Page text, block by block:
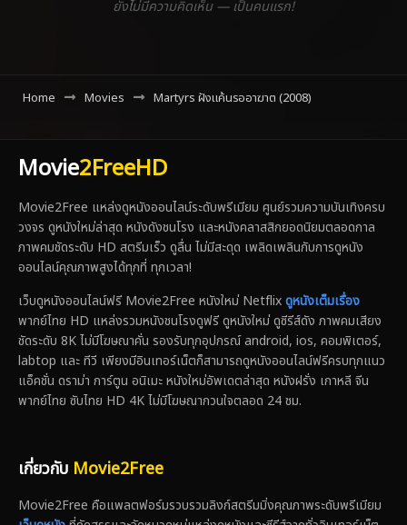
ยังไม่มีความคิดเห็น — เป็นคนแรก!
Home Movies Martyrs ฝังแค้นรออาฆาต (2008)
Movie2FreeHD
Movie2Free แหล่งดูหนังออนไลน์ระดับพรีเมียม ศูนย์รวมความบันเทิงครบ
วงจร ดูหนังใหม่ล่าสุด หนังดังชนโรง และหนังคลาสสิกยอดนิยมตลอดกาล
ภาพคมชัดระดับ HD สตรีมเร็ว ดูลื่น ไม่มีสะดุด เพลิดเพลินกับการดูหนัง
ออนไลน์คุณภาพสูงได้ทุกที่ ทุกเวลา!
เว็บดูหนังออนไลน์ฟรี Movie2Free หนังใหม่ Netflixดูหนังเต็มเรื่อง
พากย์ไทย HD แหล่งรวมหนังชนโรงดูฟรี ดูหนังใหม่ ดูซีรีส์ดัง ภาพคมเสียง
ชัดระดับ 8K ไม่มีโฆษณาคั่น รองรับทุกอุปกรณ์ android, ios, คอมพิเตอร์,
labtop และ ทีวี เพียงมีอินเทอร์เน็ตก็สามารถดูหนังออนไลน์ฟรีครบทุกแนว
แอ็คชั่น ดราม่า การ์ตูน อนิเมะ หนังใหม่อัพเดตล่าสุด หนังฝรั่ง เกาหลี จีน
พากย์ไทย ซับไทย HD 4K ไม่มีโฆษณากวนใจตลอด 24 ชม.
เกี่ยวกับ Movie2Free
Movie2Free คือแพลตฟอร์มรวบรวมลิงก์สตรีมมิ่งคุณภาพระดับพรีเมียม